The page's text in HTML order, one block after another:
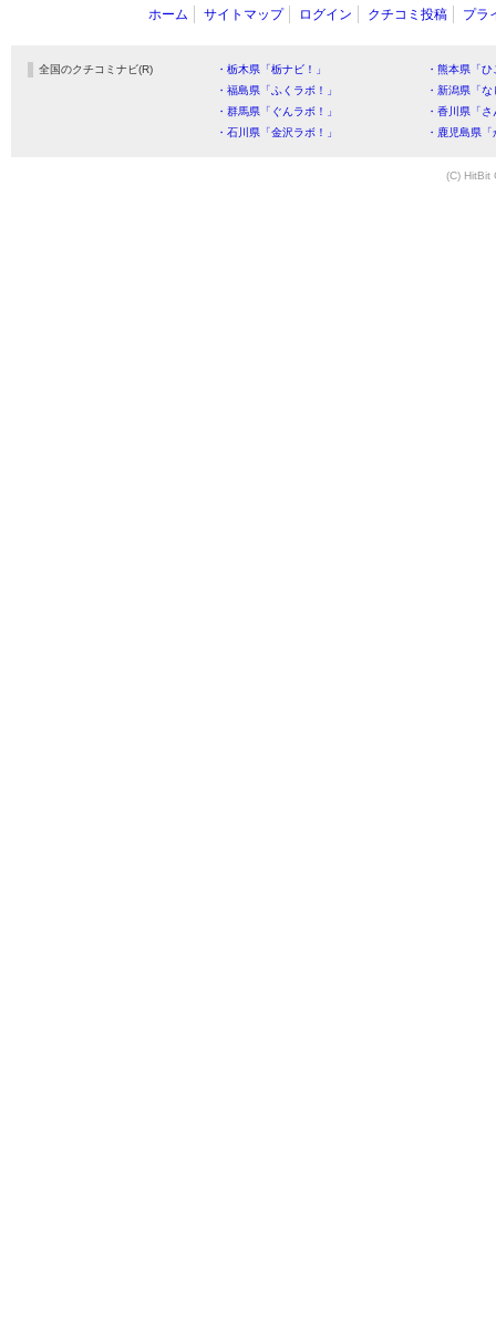
ホーム サイトマップ ログイン クチコミ投稿 プラ
全国のクチコミナビ(R) ・栃木県「栃ナビ！」
・熊本県「
・福島県「ふくラボ！」
・新潟県「
・群馬県「ぐんラボ！」
・香川県「
・石川県「金沢ラボ！」
・鹿児島県
(C) HitBit